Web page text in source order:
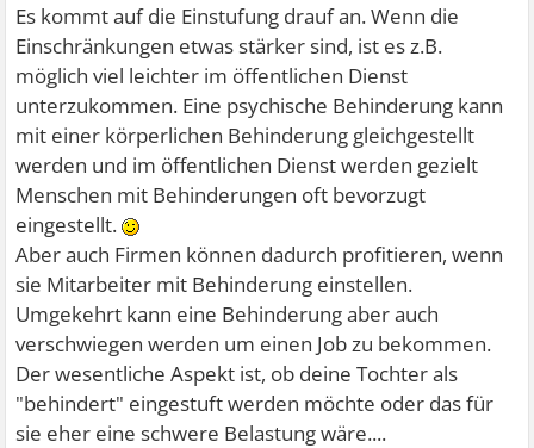
Es kommt auf die Einstufung drauf an. Wenn die
Einschränkungen etwas stärker sind, ist es z.B.
möglich viel leichter im öffentlichen Dienst
unterzukommen. Eine psychische Behinderung kann
mit einer körperlichen Behinderung gleichgestellt
werden und im öffentlichen Dienst werden gezielt
Menschen mit Behinderungen oft bevorzugt
eingestellt.
Aber auch Firmen können dadurch profitieren, wenn
sie Mitarbeiter mit Behinderung einstellen.
Umgekehrt kann eine Behinderung aber auch
verschwiegen werden um einen Job zu bekommen.
Der wesentliche Aspekt ist, ob deine Tochter als
"behindert" eingestuft werden möchte oder das für
sie eher eine schwere Belastung wäre....